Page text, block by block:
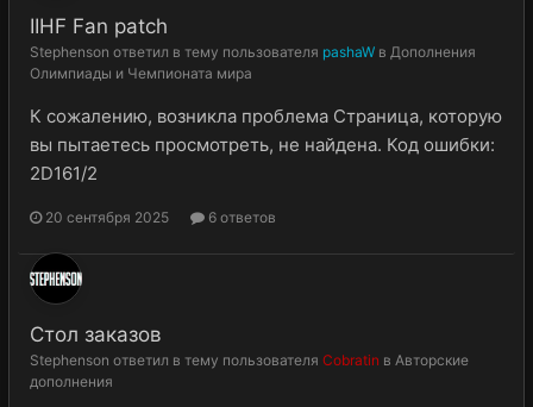
IIHF Fan patch
Stephenson ответил в тему пользователя pashaW в Дополнения
Олимпиады и Чемпионата мира
К сожалению, возникла проблема Страница, которую
вы пытаетесь просмотреть, не найдена. Код ошибки:
2D161/2
20 сентября 2025 6 ответов
Стол заказов
Stephenson ответил в тему пользователя Cobratin в Авторские
дополнения